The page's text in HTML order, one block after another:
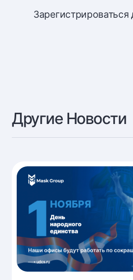
Зарегистрироваться
Другие Новости